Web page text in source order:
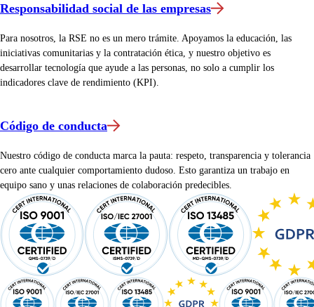
Responsabilidad social de las empresas
Para nosotros, la RSE no es un mero trámite. Apoyamos la educación, las
iniciativas comunitarias y la contratación ética, y nuestro objetivo es
desarrollar tecnología que ayude a las personas, no solo a cumplir los
indicadores clave de rendimiento (KPI).
Código de conducta
Nuestro código de conducta marca la pauta: respeto, transparencia y tolerancia
cero ante cualquier comportamiento dudoso. Esto garantiza un trabajo en
equipo sano y unas relaciones de colaboración predecibles.